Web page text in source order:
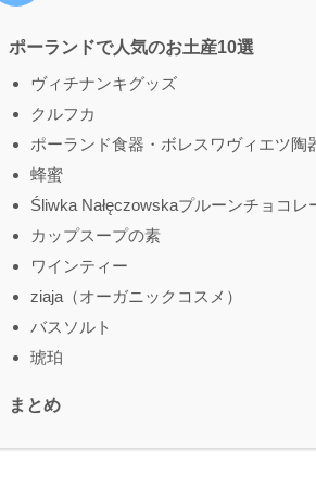
ポーランドで人気のお土産10選
ヴィチナンキグッズ
クルフカ
ポーランド食器・ボレスワヴィエツ陶
蜂蜜
Śliwka Nałęczowskaプルーンチョコレ
カップスープの素
ワインティー
ziaja（オーガニックコスメ）
バスソルト
琥珀
まとめ